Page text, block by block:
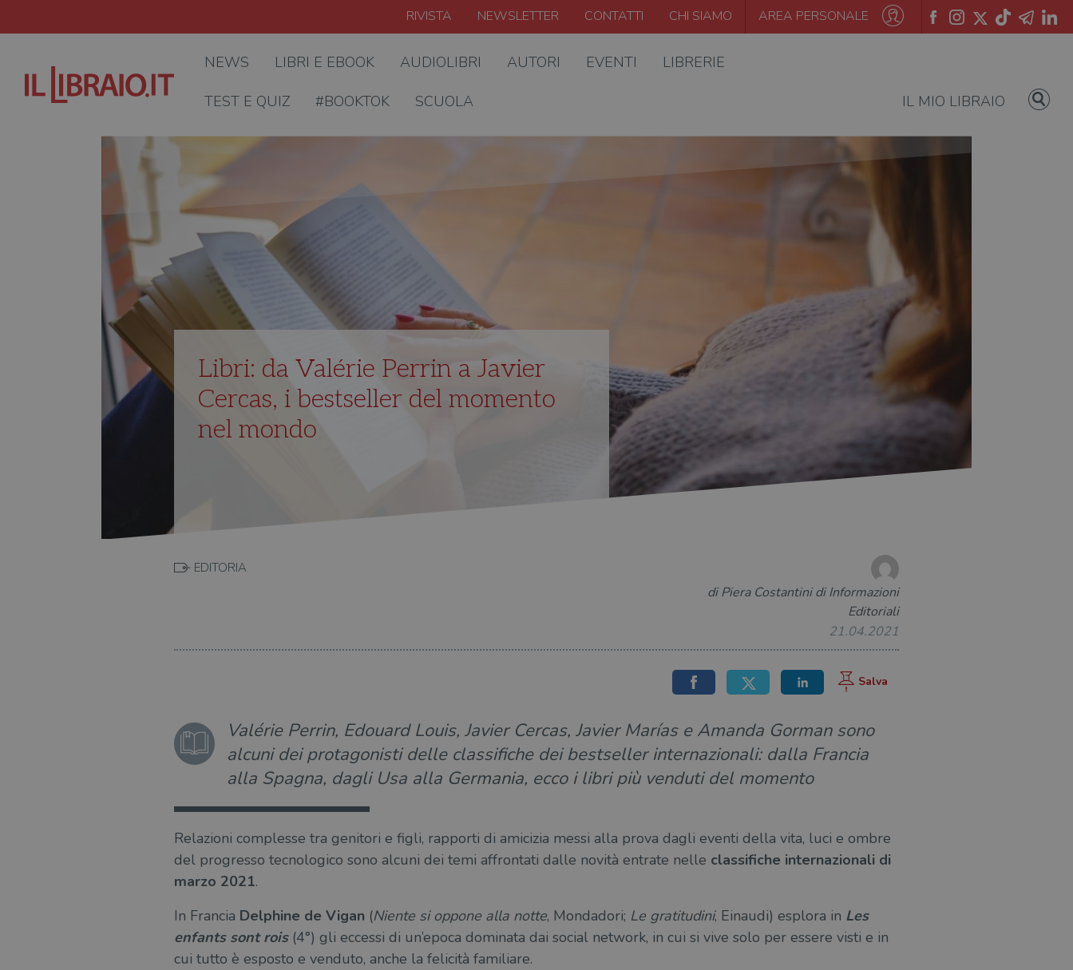
RIVISTA NEWSLETTER CONTATTI CHI SIAMO AREA PERSONALE
NEWS LIBRI E EBOOK AUDIOLIBRI AUTORI EVENTI LIBRERIE
TEST E QUIZ #BOOKTOK SCUOLA IL MIO LIBRAIO
Libri: da Valérie Perrin a Javier
Cercas, i bestseller del momento
nel mondo
EDITORIA
di Piera Costantini di Informazioni
Editoriali
21.04.2021
Valérie Perrin, Edouard Louis, Javier Cercas, Javier Marías e Amanda Gorman sono
alcuni dei protagonisti delle classifiche dei bestseller internazionali: dalla Francia
alla Spagna, dagli Usa alla Germania, ecco i libri più venduti del momento
Relazioni complesse tra genitori e figli, rapporti di amicizia messi alla prova dagli eventi della vita, luci e ombre
del progresso tecnologico sono alcuni dei temi affrontati dalle novità entrate nelle classifiche internazionali di
marzo 2021.
In Francia Delphine de Vigan (Niente si oppone alla notte, Mondadori; Le gratitudini, Einaudi) esplora in Les
enfants sont rois(4°) gli eccessi di un’epoca dominata dai social network, in cui si vive solo per essere visti e in
cui tutto è esposto e venduto, anche la felicità familiare.